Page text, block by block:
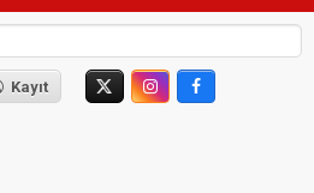
Kayıt